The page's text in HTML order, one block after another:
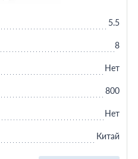
5.5
8
Нет
800
Нет
Китай